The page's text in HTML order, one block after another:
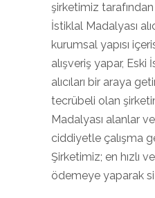
şirketimiz tarafından
İstiklal Madalyası
kurumsal yapısı
alışveriş yapar, Eski
alıcıları bir araya
tecrübeli olan
Madalyası alanlar
ciddiyetle çalışma
Şirketimiz; en hızlı
ödemeye yaparak